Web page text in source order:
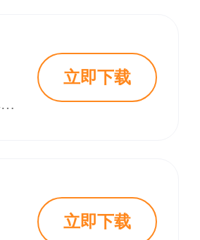
梦幻捕鱼是一款休闲又好玩的捕鱼类游戏，大家平时无聊的时候就能够在游戏中动动手指发射炮弹，玩法操作也设计的非常简单，各种大白鲨大金鲨等大型海鱼都可以轻松捕捉。游戏中的精彩活动层出不穷，大家完全可以拉上自己的小伙伴们一起享受捕鱼所带来的畅快乐趣，每天坚持签到还能够领取丰厚好礼，沉浸在酣畅淋漓的捕鱼射击内容当中。梦幻捕鱼这款游戏不仅为喜欢捕鱼游戏的玩家们延续了街机捕鱼的经典玩法，还有栩栩如生的精美海洋场
立即下载
立即下载